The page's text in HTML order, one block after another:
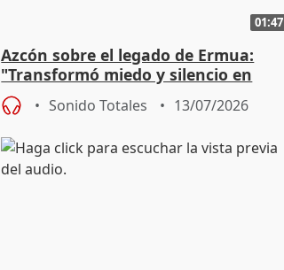
01:47
Azcón sobre el legado de Ermua:
"Transformó miedo y silencio en
fuerza contra a los asesinos"
Sonido Totales 13/07/2026